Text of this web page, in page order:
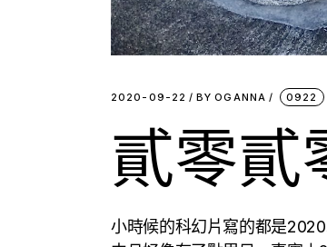
2020-09-22 BY OGANNA 0922
貳零貳
小時候的科幻片寫的都是